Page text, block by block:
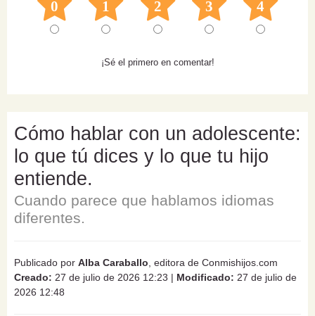
0 1 2 3 4
¡Sé el primero en comentar!
Cómo hablar con un adolescente:
lo que tú dices y lo que tu hijo
entiende.
Cuando parece que hablamos idiomas
diferentes.
Publicado por Alba Caraballo, editora de Conmishijos.com
Creado: 27 de julio de 2026 12:23 | Modificado: 27 de julio de
2026 12:48